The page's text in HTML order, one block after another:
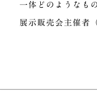
一体どのようなも
展示販売会主催者